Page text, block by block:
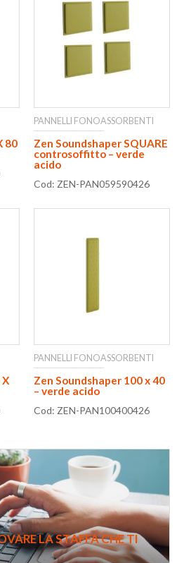
80
PANNELLI FONOASSORBENTI
Zen Soundshaper SQUARE
controsoffitto – verde
acido
Cod: ZEN-PAN059590426
PANNELLI FONOASSORBENTI
Zen Soundshaper 100 x 40
– verde acido
Cod: ZEN-PAN100400426
LA STAFFA CHE TI